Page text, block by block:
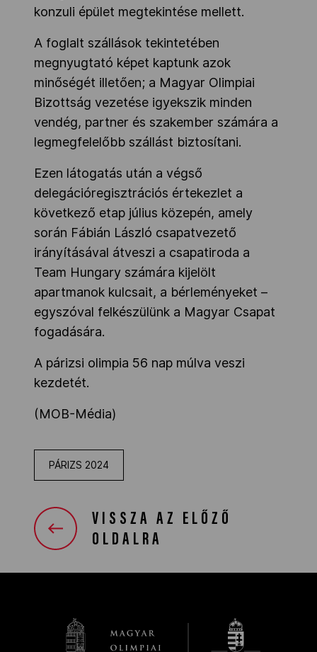
konzuli épület megtekintése mellett.
A foglalt szállások tekintetében
megnyugtató képet kaptunk azok
minőségét illetően; a Magyar Olimpiai
Bizottság vezetése igyekszik minden
vendég, partner és szakember számára a
legmegfelelőbb szállást biztosítani.
Ezen látogatás után a végső
delegációregisztrációs értekezlet a
következő etap július közepén, amely
során Fábián László csapatvezető
irányításával átveszi a csapatiroda a
Team Hungary számára kijelölt
apartmanok kulcsait, a bérleményeket –
egyszóval felkészülünk a Magyar Csapat
fogadására.
A párizsi olimpia 56 nap múlva veszi
kezdetét.
(MOB-Média)
PÁRIZS 2024
VISSZA AZ ELŐZŐ
OLDALRA